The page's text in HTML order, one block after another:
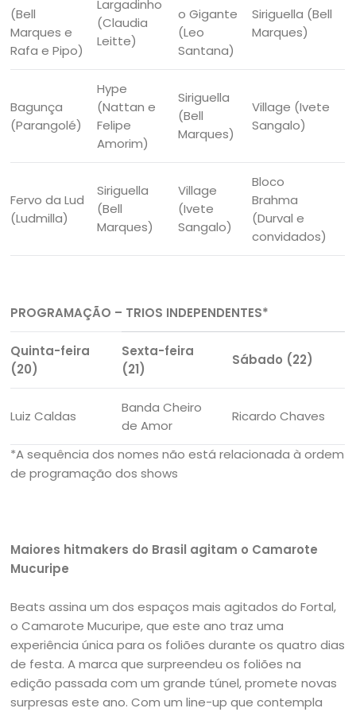
(Bell
Marques e
Rafa e Pipo)
Largadinho
(Claudia
Leitte)
o Gigante
(Leo
Santana)
Siriguella (Bell
Marques)
Bagunça
(Parangolé)
Hype
(Nattan e
Felipe
Amorim)
Siriguella
(Bell
Marques)
Village (Ivete
Sangalo)
Fervo da Lud
(Ludmilla)
Siriguella
(Bell
Marques)
Village
(Ivete
Sangalo)
Bloco
Brahma
(Durval e
convidados)
PROGRAMAÇÃO – TRIOS INDEPENDENTES*
Quinta-feira
(20)
Sexta-feira
(21)
Sábado (22)
Luiz Caldas
Banda Cheiro
de Amor
Ricardo Chaves
*A sequência dos nomes não está relacionada à ordem
de programação dos shows
Maiores hitmakers do Brasil agitam o Camarote
Mucuripe
Beats assina um dos espaços mais agitados do Fortal,
o Camarote Mucuripe, que este ano traz uma
experiência única para os foliões durante os quatro dias
de festa. A marca que surpreendeu os foliões na
edição passada com um grande túnel, promete novas
surpresas este ano. Com um line-up que contempla